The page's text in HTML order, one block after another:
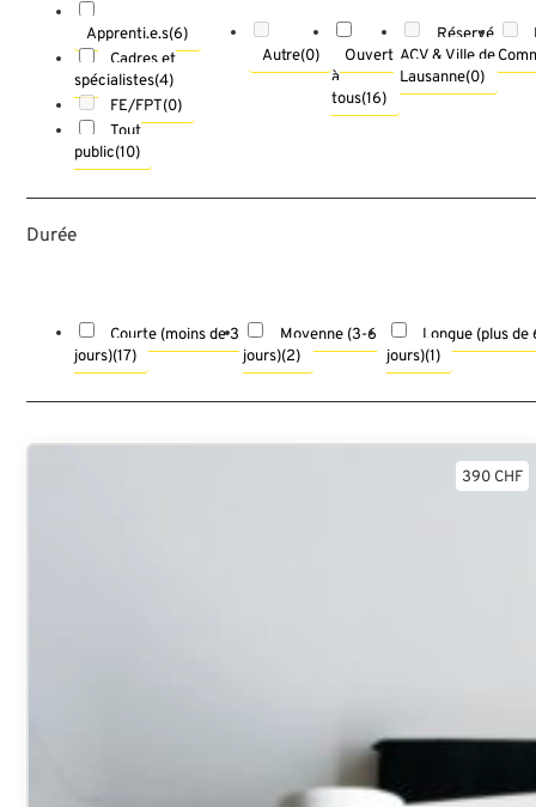
Apprenti.e.s(6)
Cadres et
spécialistes(4)
FE/FPT(0)
Tout
public(10)
Autre(0)
Ouvert
à
tous(16)
Réservé
ACV & Ville de
Lausanne(0)
Durée
Courte (moins de 3
jours)(17)
Longue (plus de
jours)(1)
Moyenne (3-6
jours)(2)
390 CHF